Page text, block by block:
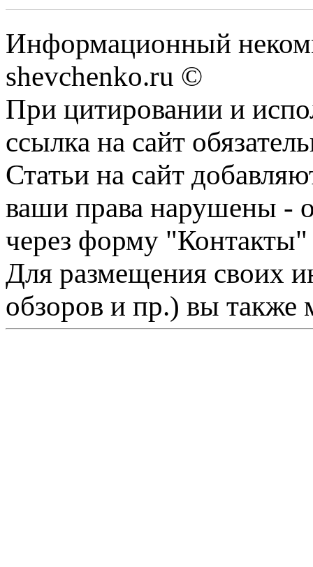
Информационный
shevchenko.ru ©
При цитировании и
ссылка на сайт
Статьи на сайт
ваши права нарушены -
через форму "Контакты"
Для размещения своих
обзоров и пр.) вы также